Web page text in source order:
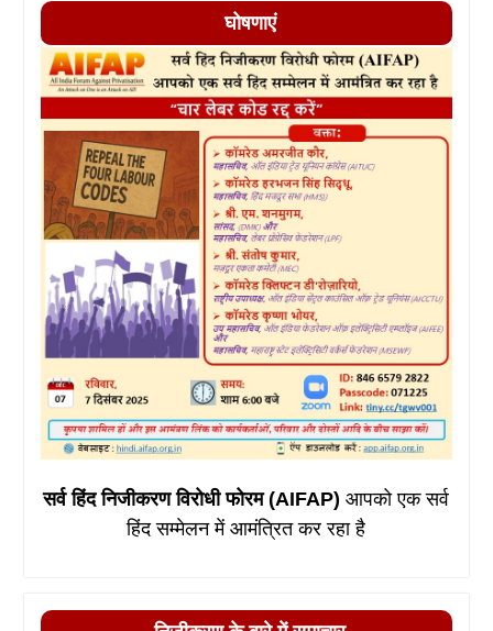
घोषणाएं
सर्व हिंद निजीकरण विरोधी फोरम (AIFAP)आपको एक सर्व
हिंद सम्मेलन में आमंत्रित कर रहा है